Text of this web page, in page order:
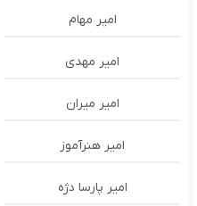
امیر مهام
امیر مهدی
امیر میران
امیر هنرآموز
امیر پارسا دژه